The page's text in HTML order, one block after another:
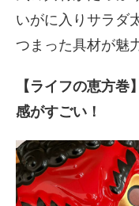
いがに入りサラダ
つまった具材が魅
【ライフの恵方
感がすごい！